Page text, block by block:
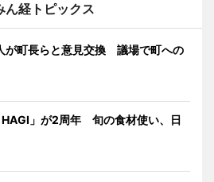
ん経トピックス
が町長らと意見交換 議場で町への
」が2周年 旬の食材使い、日